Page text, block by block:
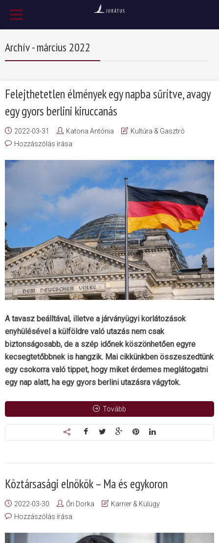
Archív - március 2022
Felejthetetlen élmények egy napba sűrítve, avagy
egy gyors berlini kiruccanás
2022-03-31 Katona Antónia
Kultúra & Gasztró
Hozzászólás írása
A tavasz beálltával, illetve a járványügyi korlátozások
enyhülésével a külföldre való utazás nem csak
biztonságosabb, de a szép időnek köszönhetően egyre
kecsegtetőbbnek is hangzik. Mai cikkünkben összeszedtünk
egy csokorra való tippet, hogy miket érdemes meglátogatni
egy nap alatt, ha egy gyors berlini utazásra vágytok.
Tovább
Köztársasági elnökök – Ma és egykoron
2022-03-30 Őri Dorka
Karrier & Külügy
Hozzászólás írása